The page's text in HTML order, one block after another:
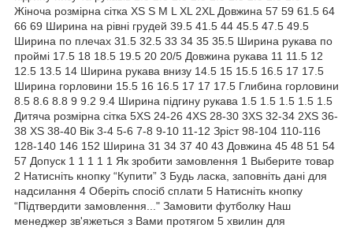
Жіноча розмірна сітка XS S M L XL 2XL Довжина 57 59 61.5 64
66 69 Ширина на рівні грудей 39.5 41.5 44 45.5 47.5 49.5
Ширина по плечах 31.5 32.5 33 34 35 35.5 Ширина рукава по
проймі 17.5 18 18.5 19.5 20 20/5 Довжина рукава 11 11.5 12
12.5 13.5 14 Ширина рукава внизу 14.5 15 15.5 16.5 17 17.5
Ширина горловини 15.5 16 16.5 17 17 17.5 Глибина горловини
8.5 8.6 8.8 9 9.2 9.4 Ширина підгину рукава 1.5 1.5 1.5 1.5 1.5
Дитяча розмірна сітка 5XS 24-26 4XS 28-30 3XS 32-34 2XS 36-
38 XS 38-40 Вік 3-4 5-6 7-8 9-10 11-12 Зріст 98-104 110-116
128-140 146 152 Ширина 31 34 37 40 43 Довжина 45 48 51 54
57 Допуск 1 1 1 1 1 Як зробити замовлення 1 Выберите товар
2 Натисніть кнопку “Купити” 3 Будь ласка, заповніть дані для
надсилання 4 Оберіть спосіб сплати 5 Натисніть кнопку
“Підтвердити замовлення..." Замовити футболку Наш
менеджер зв'яжеться з Вами протягом 5 хвилин для